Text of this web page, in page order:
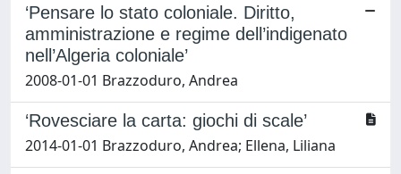
‘Pensare lo stato coloniale. Diritto,
amministrazione e regime dell’indigenato
nell’Algeria coloniale’
2008-01-01 Brazzoduro, Andrea
‘Rovesciare la carta: giochi di scale’
2014-01-01 Brazzoduro, Andrea; Ellena, Liliana